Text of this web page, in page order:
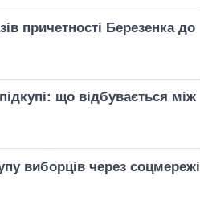
причетності Березенка до
що відбувається між
виборців через соцмережі